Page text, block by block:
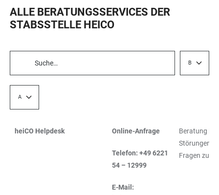
ALLE BERATUNGSSERVICES DER
STABSSTELLE HEICO
TABELLENFILTER
Abteilung / Stabsstelle
heiCO Helpdesk Online-Anfrage
Telefon: +49 6221
54 – 12999
E-Mail:
Beratung
Störungen
Fragen zu